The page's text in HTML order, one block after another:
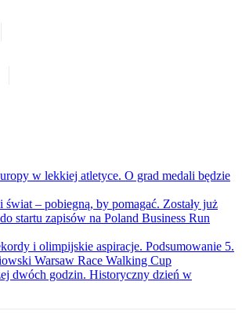
w lekkiej atletyce. O grad medali będzie
świat – pobiegną, by pomagać. Zostały już
startu zapisów na Poland Business Run
i olimpijskie aspiracje. Podsumowanie 5.
Warsaw Race Walking Cup
dwóch godzin. Historyczny dzień w